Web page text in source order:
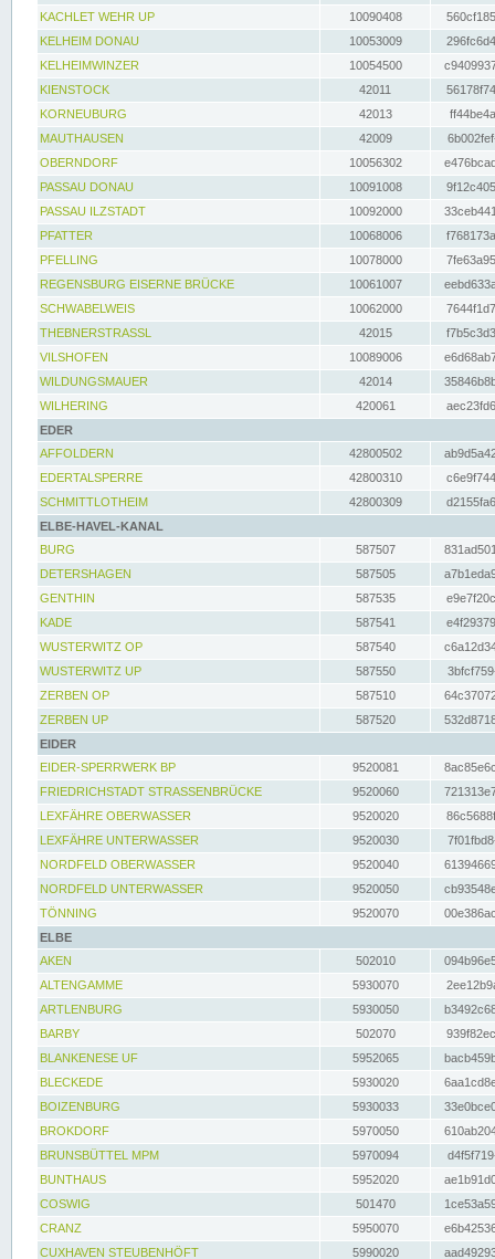
KACHLET WEHR UP
10090408
KELHEIM DONAU
10053009
KELHEIMWINZER
10054500
KIENSTOCK
42011
KORNEUBURG
42013
MAUTHAUSEN
42009
OBERNDORF
10056302
PASSAU DONAU
10091008
PASSAU ILZSTADT
10092000
PFATTER
10068006
PFELLING
10078000
REGENSBURG EISERNE BRÜCKE
10061007
SCHWABELWEIS
10062000
THEBNERSTRASSL
42015
VILSHOFEN
10089006
WILDUNGSMAUER
42014
WILHERING
420061
EDER
AFFOLDERN
42800502
EDERTALSPERRE
42800310
SCHMITTLOTHEIM
42800309
ELBE-HAVEL-KANAL
BURG
587507
DETERSHAGEN
587505
GENTHIN
587535
KADE
587541
WUSTERWITZ OP
587540
WUSTERWITZ UP
587550
ZERBEN OP
587510
ZERBEN UP
587520
EIDER
EIDER-SPERRWERK BP
9520081
FRIEDRICHSTADT STRASSENBRÜCKE
9520060
LEXFÄHRE OBERWASSER
9520020
LEXFÄHRE UNTERWASSER
9520030
NORDFELD OBERWASSER
9520040
NORDFELD UNTERWASSER
9520050
TÖNNING
9520070
ELBE
AKEN
502010
ALTENGAMME
5930070
ARTLENBURG
5930050
BARBY
502070
BLANKENESE UF
5952065
BLECKEDE
5930020
BOIZENBURG
5930033
BROKDORF
5970050
BRUNSBÜTTEL MPM
5970094
BUNTHAUS
5952020
COSWIG
501470
CRANZ
5950070
CUXHAVEN STEUBENHÖFT
5990020